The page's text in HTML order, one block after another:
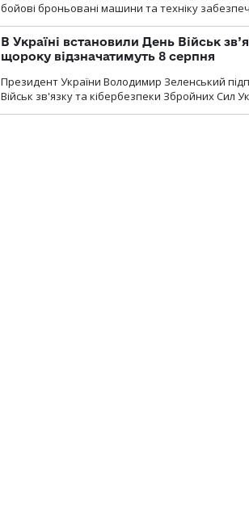
бойові броньовані машини та техніку
В Україні встановили День Військ
щороку відзначатимуть 8 серпня
Президент України Володимир Зеленський
Військ зв'язку та кібербезпеки Збройних Сил